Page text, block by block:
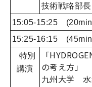
技術戦略部
15:05-15:25
15:25-16:15
特別
講演
「
の考え方」
九州大学 水